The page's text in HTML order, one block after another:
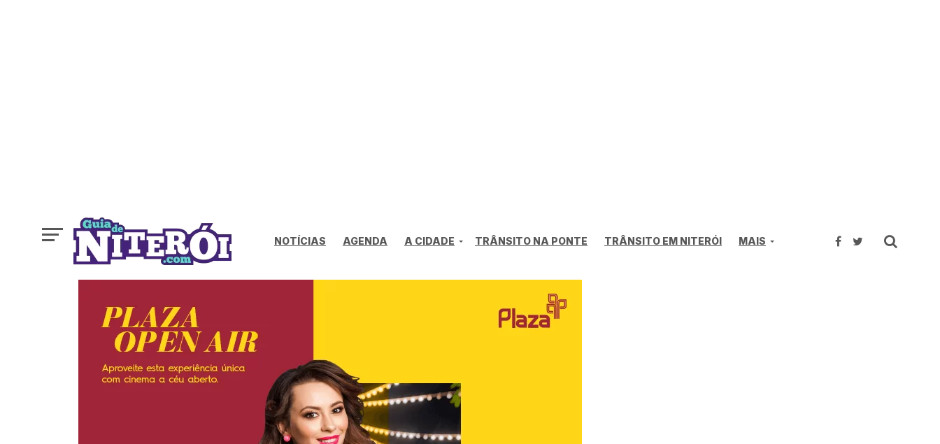
NOTÍCIAS AGENDA A CIDADE TRÂNSITO NA PONTE TRÂNSITO EM NITERÓI MAIS